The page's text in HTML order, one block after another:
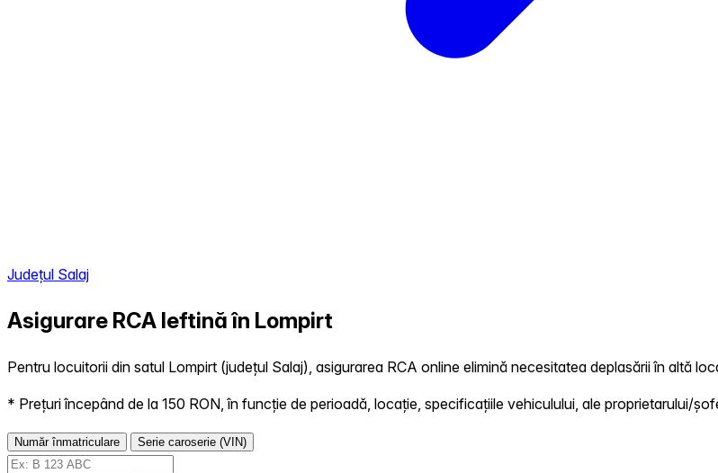
Județul Salaj
Asigurare RCA Ieftină în Lompirt
Pentru locuitorii din satul Lompirt (județul Salaj), asigurarea RCA online elimină necesitatea deplasării în altă
* Prețuri începând de la 150 RON, în funcție de perioadă, locație, specificațiile vehiculului, ale proprietarului/
Număr înmatriculare Serie caroserie (VIN)